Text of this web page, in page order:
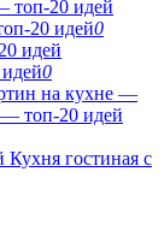
20 идей0
0
на кухне —
Кухня гостиная с